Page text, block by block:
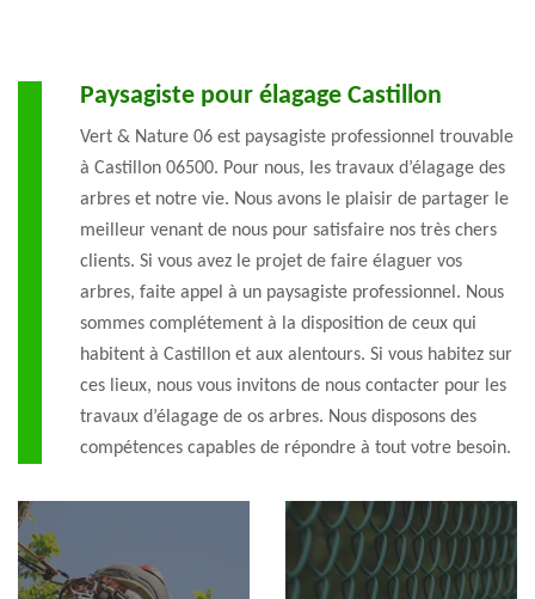
Paysagiste pour élagage Castillon
Vert & Nature 06 est paysagiste professionnel trouvable
à Castillon 06500. Pour nous, les travaux d’élagage des
arbres et notre vie. Nous avons le plaisir de partager le
meilleur venant de nous pour satisfaire nos très chers
clients. Si vous avez le projet de faire élaguer vos
arbres, faite appel à un paysagiste professionnel. Nous
sommes complétement à la disposition de ceux qui
habitent à Castillon et aux alentours. Si vous habitez sur
ces lieux, nous vous invitons de nous contacter pour les
travaux d’élagage de os arbres. Nous disposons des
compétences capables de répondre à tout votre besoin.